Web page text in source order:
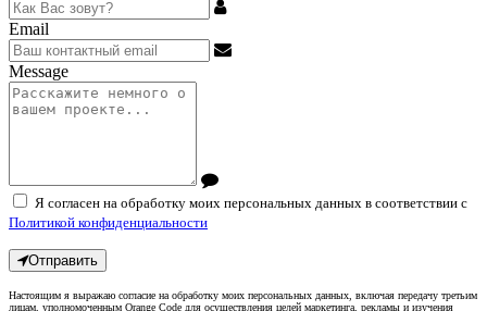
Email
Message
Я согласен на обработку моих персональных данных в соответствии с
Политикой конфиденциальности
Отправить
Настоящим я выражаю согласие на обработку моих персональных данных, включая передачу третьим
лицам, уполномоченным Orange Code для осуществления целей маркетинга, рекламы и изучения